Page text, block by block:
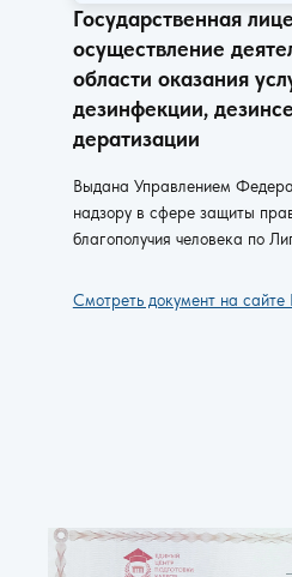
Государственная
осуществление
области оказания
дезинфекции,
дератизации
Выдана Управлением
надзору в сфере защиты
благополучия человека по
Смотреть документ на сайте